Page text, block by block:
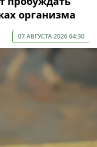
организма
07 АВГУСТА 2026 04:30